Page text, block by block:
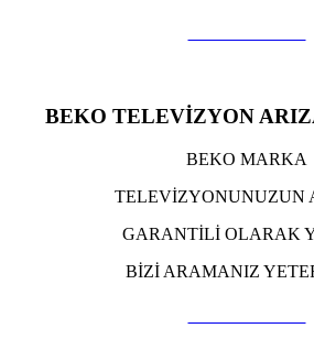
BEKO TELEVİZYON
BEKO MARKA
TELEVİZYONUNUZUN
GARANTİLİ OLARAK
BİZİ ARAMANIZ